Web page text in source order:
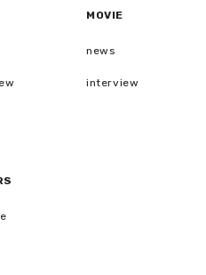
MOVIE
news
interview